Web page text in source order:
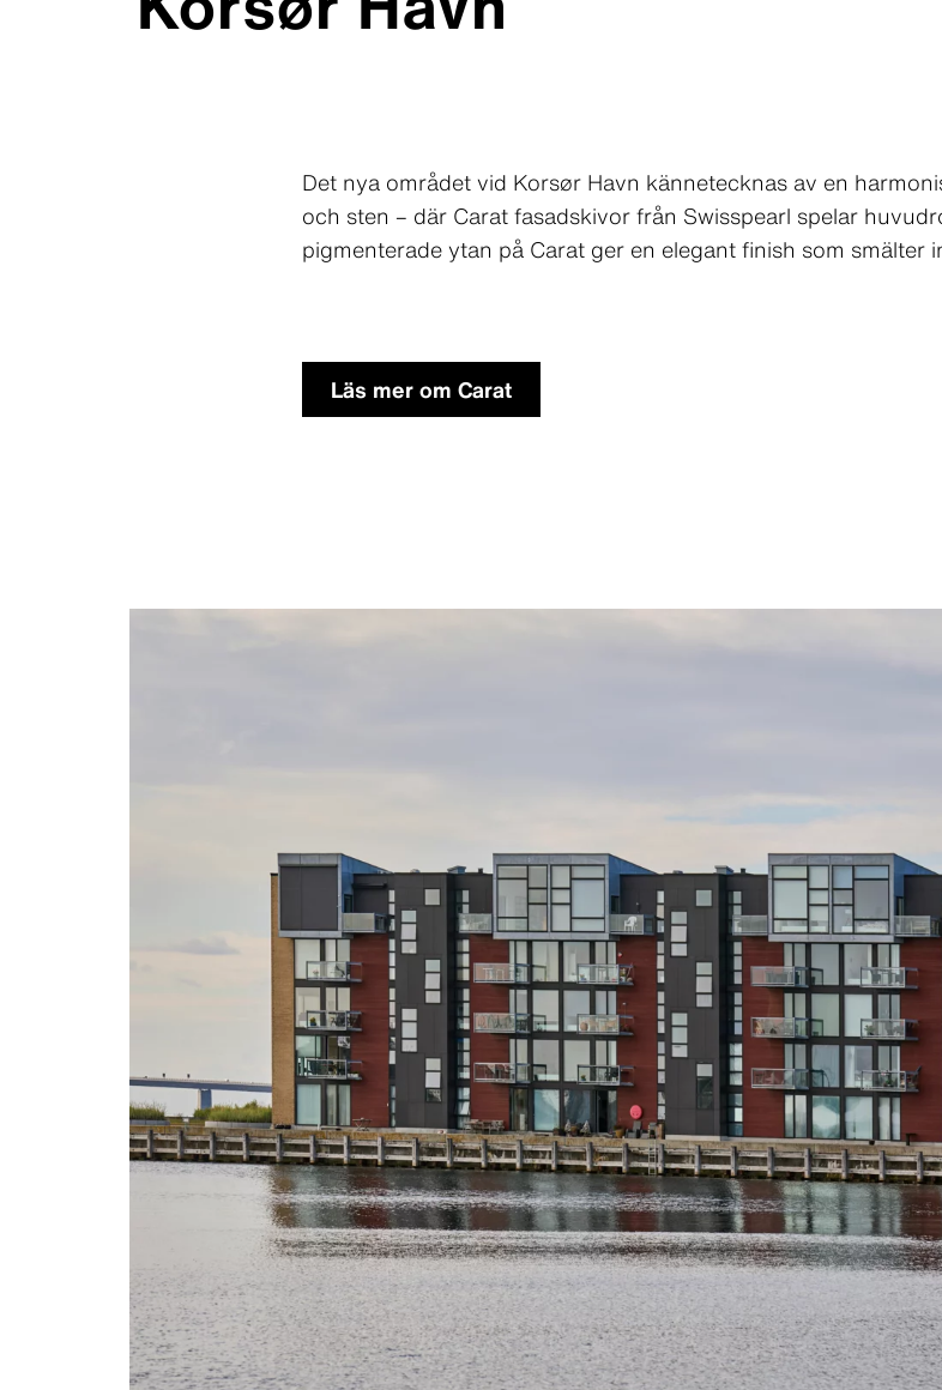
Det nya området vid Korsør Havn kännetecknas av en
och sten – där Carat fasadskivor från Swisspearl spelar
pigmenterade ytan på Carat ger en elegant finish som smälter
Läs mer om Carat